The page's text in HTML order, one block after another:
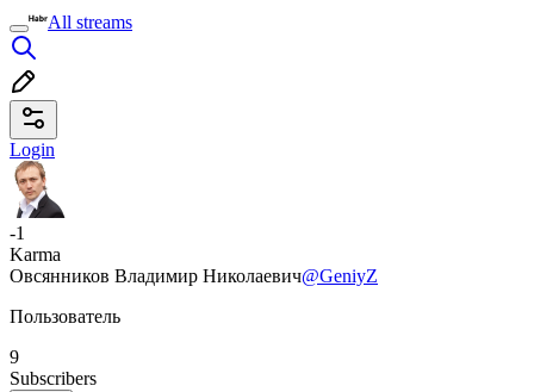
All streams
Login
-1
Karma
Овсянников Владимир Николаевич@GeniyZ
Пользователь
9
Subscribers